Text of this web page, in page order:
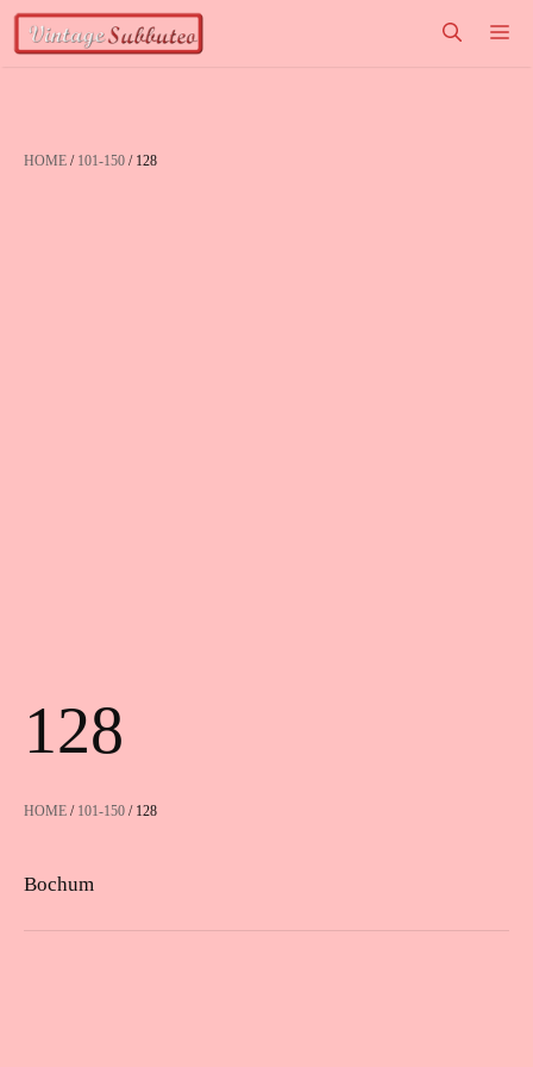
Vai
HOME / 101-150 / 128
128
HOME / 101-150 / 128
Bochum